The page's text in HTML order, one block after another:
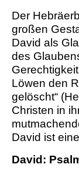
Der
großen
David als
des
Löwen den
gelöscht“
Christen in
David ist
David: